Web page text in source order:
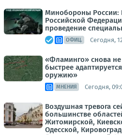
Минобороны
Российской
проведение
ОФИЦ. Сегодня,
«Фламинго» снова не
быстрее
оружию»
МНЕНИЯ Сегодня,
Воздушная тревога
большинстве
Житомирской,
Одесской,